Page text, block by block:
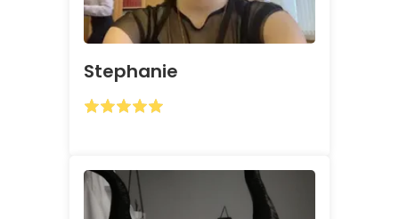
Stephanie